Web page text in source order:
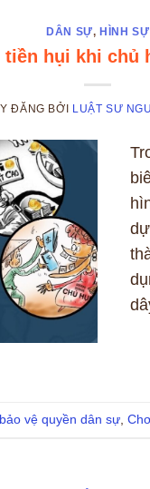
DÂN SỰ, HÌNH SỰ
hụi khi chủ
ĐĂNG BỞI LUẬT SƯ
bảo vệ quyền dân sự